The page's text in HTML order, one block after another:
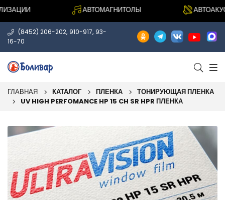
АВТОМАГНИТОЛЫ
(8452) 206-202, 910-917, 93-
16-70
ГЛАВНАЯ КАТАЛОГ ПЛЕНКА
ТОНИРУЮЩАЯ ПЛЕНКА
UV HIGH PERFOMANCE HP 15 CH SR HPR ПЛЕНКА